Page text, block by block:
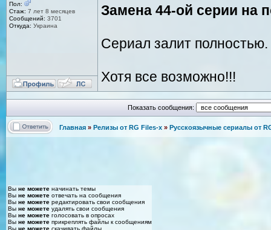
Пол:
Стаж: 7 лет 8 месяцев
Сообщений: 3701
Откуда: Украина
Замена 44-ой серии на
Сериал залит
Хотя все возможно!!!
Показать сообщения:
Главная » Релизы от RG Files-x » Русскоязычные сериалы от
Вы не можете начинать темы
Вы не можете отвечать на сообщения
Вы не можете редактировать свои сообщения
Вы не можете удалять свои сообщения
Вы не можете голосовать в опросах
Вы не можете прикреплять файлы к сообщениям
Вы не можете скачивать файлы